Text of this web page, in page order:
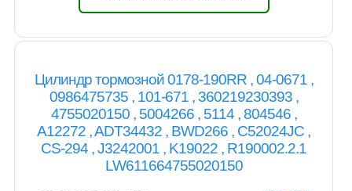
Цилиндр тормозной 0178-190RR , 04-0671 ,
0986475735 , 101-671 , 360219230393 ,
4755020150 , 5004266 , 5114 , 804546 ,
A12272 , ADT34432 , BWD266 , C52024JC ,
CS-294 , J3242001 , K19022 , R190002.2.1
LW611664755020150